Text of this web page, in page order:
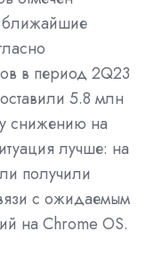
ближайшие
в период 2Q23
5.8 млн
снижению на
лучше: на
получили
с ожидаемым
на Chrome OS.